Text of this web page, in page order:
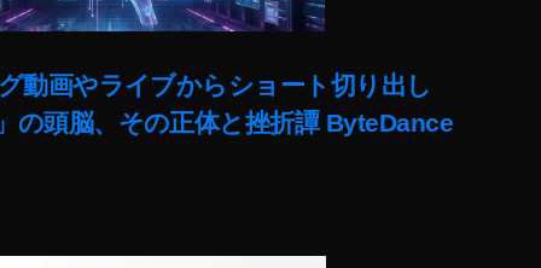
動画やライブからショート切り出し
の頭脳、その正体と挫折譚 ByteDance